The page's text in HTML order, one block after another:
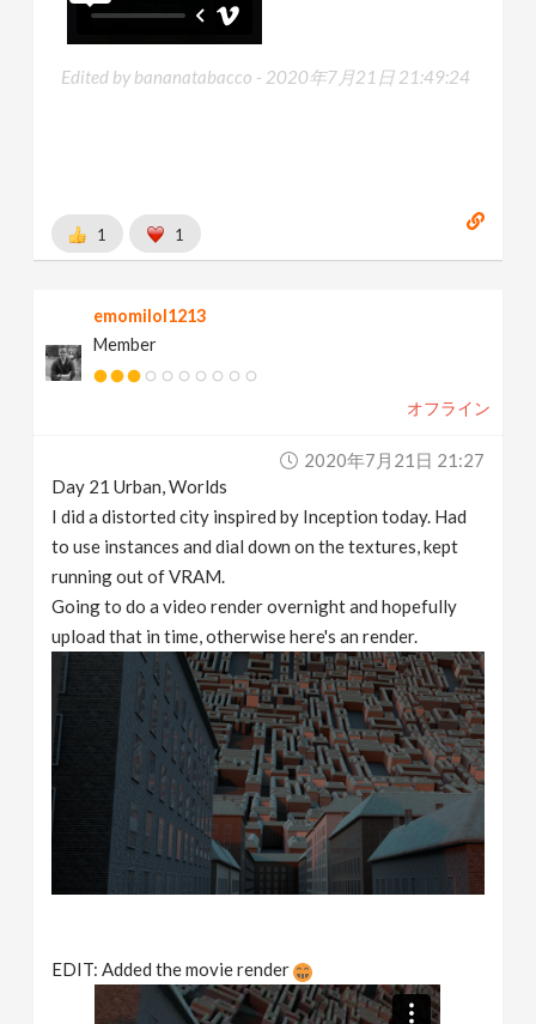
Edited by bananatabacco - 2020年7月21日 21:49:24
1 1
emomilol1213
Member
オフライン
2020年7月21日 21:27
Day 21 Urban, Worlds
I did a distorted city inspired by Inception today. Had
to use instances and dial down on the textures, kept
running out of VRAM.
Going to do a video render overnight and hopefully
upload that in time, otherwise here's an render.
EDIT: Added the movie render